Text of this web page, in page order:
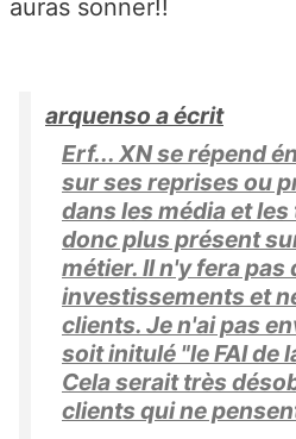
auras sonner!!
arquenso a écrit
Erf... XN se répend
sur ses reprises ou
dans les média et
donc plus présent
métier. Il n'y fera pas
investissements et
clients. Je n'ai pas
soit initulé "le FAI de
Cela serait très
clients qui ne